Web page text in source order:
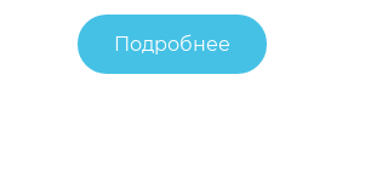
Подробнее